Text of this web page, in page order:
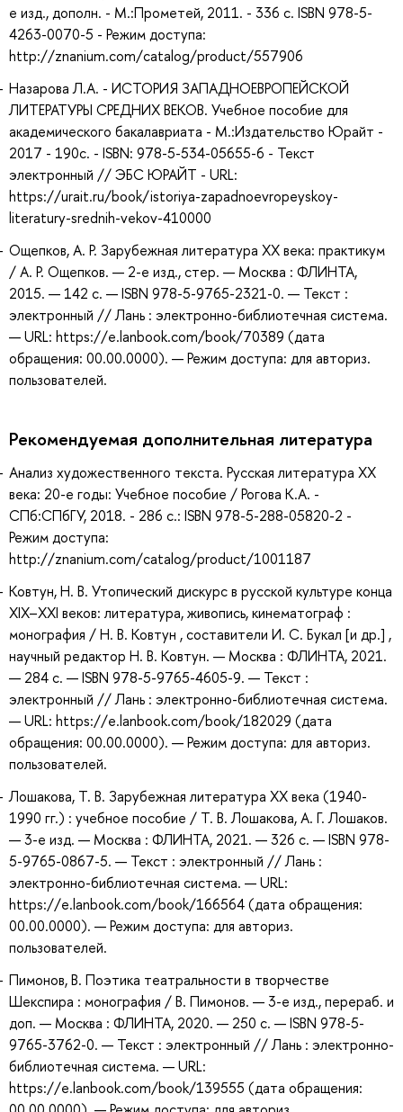
е изд., дополн. - М.:Прометей, 2011. - 336 с. ISBN 978-5-
4263-0070-5 - Режим доступа:
http://znanium.com/catalog/product/557906
Назарова Л.А. - ИСТОРИЯ ЗАПАДНОЕВРОПЕЙСКОЙ
ЛИТЕРАТУРЫ СРЕДНИХ ВЕКОВ. Учебное пособие для
академического бакалавриата - М.:Издательство Юрайт -
2017 - 190с. - ISBN: 978-5-534-05655-6 - Текст
электронный // ЭБС ЮРАЙТ - URL:
https://urait.ru/book/istoriya-zapadnoevropeyskoy-
literatury-srednih-vekov-410000
Ощепков, А. Р. Зарубежная литература ХХ века: практикум
/ А. Р. Ощепков. — 2-е изд., стер. — Москва : ФЛИНТА,
2015. — 142 с. — ISBN 978-5-9765-2321-0. — Текст :
электронный // Лань : электронно-библиотечная система.
— URL: https://e.lanbook.com/book/70389 (дата
обращения: 00.00.0000). — Режим доступа: для авториз.
пользователей.
Рекомендуемая дополнительная литература
Анализ художественного текста. Русская литература XX
века: 20-е годы: Учебное пособие / Рогова К.А. -
СПб:СПбГУ, 2018. - 286 с.: ISBN 978-5-288-05820-2 -
Режим доступа:
http://znanium.com/catalog/product/1001187
Ковтун, Н. В. Утопический дискурс в русской культуре конца
ХIХ–ХХI веков: литература, живопись, кинематограф :
монография / Н. В. Ковтун , составители И. С. Букал [и др.] ,
научный редактор Н. В. Ковтун. — Москва : ФЛИНТА, 2021.
— 284 с. — ISBN 978-5-9765-4605-9. — Текст :
электронный // Лань : электронно-библиотечная система.
— URL: https://e.lanbook.com/book/182029 (дата
обращения: 00.00.0000). — Режим доступа: для авториз.
пользователей.
Лошакова, Т. В. Зарубежная литература ХХ века (1940-
1990 гг.) : учебное пособие / Т. В. Лошакова, А. Г. Лошаков.
— 3-е изд. — Москва : ФЛИНТА, 2021. — 326 с. — ISBN 978-
5-9765-0867-5. — Текст : электронный // Лань :
электронно-библиотечная система. — URL:
https://e.lanbook.com/book/166564 (дата обращения:
00.00.0000). — Режим доступа: для авториз.
пользователей.
Пимонов, В. Поэтика театральности в творчестве
Шекспира : монография / В. Пимонов. — 3-е изд., перераб. и
доп. — Москва : ФЛИНТА, 2020. — 250 с. — ISBN 978-5-
9765-3762-0. — Текст : электронный // Лань : электронно-
библиотечная система. — URL:
https://e.lanbook.com/book/139555 (дата обращения: